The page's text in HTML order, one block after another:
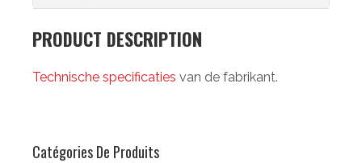
PRODUCT DESCRIPTION
Technische specificaties van de fabrikant.
Catégories De Produits